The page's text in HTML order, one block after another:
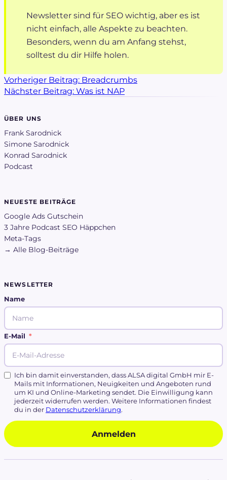
Newsletter sind für SEO wichtig, aber es ist
nicht einfach, alle Aspekte zu beachten.
Besonders, wenn du am Anfang stehst,
solltest du dir Hilfe holen.
Vorheriger Beitrag: Breadcrumbs
Nächster Beitrag: Was ist NAP
ÜBER UNS
Frank Sarodnick
Simone Sarodnick
Konrad Sarodnick
Podcast
NEUESTE BEITRÄGE
Google Ads Gutschein
3 Jahre Podcast SEO Häppchen
Meta-Tags
→ Alle Blog-Beiträge
NEWSLETTER
Name
E-Mail
Ich bin damit einverstanden, dass ALSA digital GmbH mir E-
Mails mit Informationen, Neuigkeiten und Angeboten rund
um KI und Online-Marketing sendet. Die Einwilligung kann
jederzeit widerrufen werden. Weitere Informationen findest
du in der Datenschutzerklärung.
Anmelden